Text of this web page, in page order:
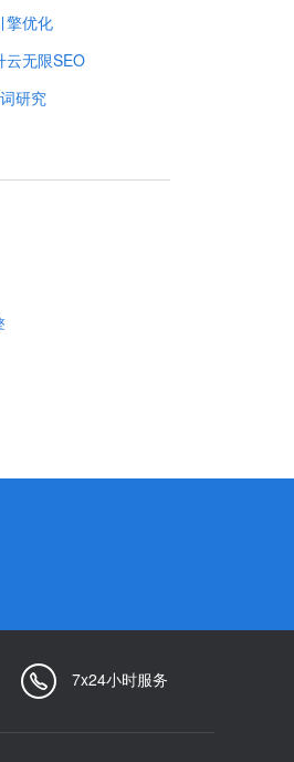
擎优化
云无限SEO
研究
7x24小时服务